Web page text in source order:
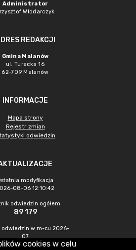
Administrator
Włodarczyk
REDAKCJI
Gmina Malanów
ul. Turecka 16
62-709 Malanów
INFORMACJE
Mapa strony
Rejestr zmian
odwiedzin
modyfikacja
08-06 12:10:42
odwiedzin ogółem
89 179
odwiedzin w m-cu 2026-
07
400
cookies w celu